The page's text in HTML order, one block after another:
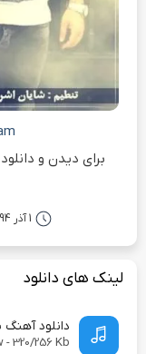
برای دیدن و
1 آذر 1394
لینک های دانلود
دانلود
320/256 Kb